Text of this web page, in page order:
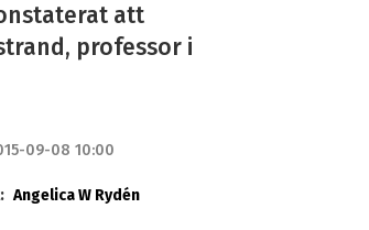
att
professor i
09-08 10:00
Angelica W Rydén